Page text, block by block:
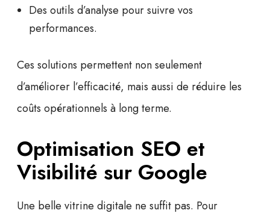
Des outils d’analyse pour suivre vos
performances.
Ces solutions permettent non seulement
d’améliorer l’efficacité, mais aussi de réduire les
coûts opérationnels à long terme.
Optimisation SEO et
Visibilité sur Google
Une belle vitrine digitale ne suffit pas. Pour